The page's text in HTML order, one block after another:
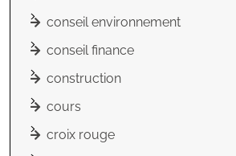
conseil environnement
conseil finance
construction
cours
croix rouge